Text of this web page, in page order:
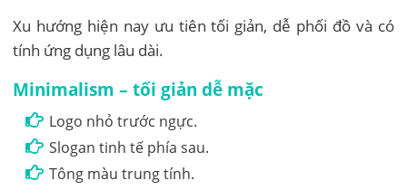
Xu hướng hiện nay ưu tiên tối giản, dễ phối đồ và có
tính ứng dụng lâu dài.
Minimalism – tối giản dễ mặc
Logo nhỏ trước ngực.
Slogan tinh tế phía sau.
Tông màu trung tính.